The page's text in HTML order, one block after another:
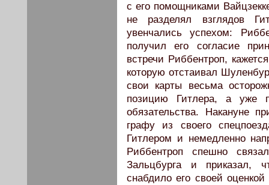
с его помощниками
не разделял взглядов
увенчались успехом:
получил его согласие
встречи Риббентроп,
которую отстаивал
свои карты весьма
позицию Гитлера, а уже
обязательства. Накануне
графу из своего
Гитлером и немедленно
Риббентроп спешно
Зальцбурга и приказал,
снабдило его своей